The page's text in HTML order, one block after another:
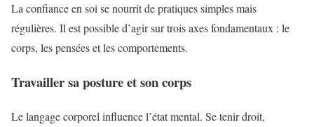
La confiance en soi se nourrit de pratiques simples mais
régulières. Il est possible d’agir sur trois axes fondamentaux : le
corps, les pensées et les comportements.
Travailler sa posture et son corps
Le langage corporel influence l’état mental. Se tenir droit,